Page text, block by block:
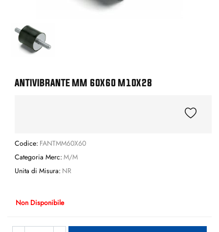
ANTIVIBRANTE MM 60X60 M10X28
Codice: FANTMM60X60
Categoria Merc: M/M
Unita di Misura: NR
Non Disponibile